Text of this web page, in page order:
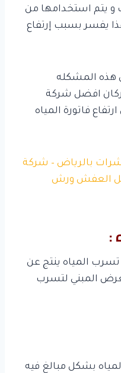
و يتم استخدامها من
يفسر بسبب إرتفاع
هذه المشكله
افضل شركة
فاتورة المياه
بالرياض – شركة
العفش ورش
:
المياه ينتج عن
المبني لتسرب
بشكل مبالغ فيه